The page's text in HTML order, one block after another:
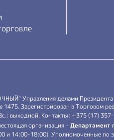
Управления делами
Зарегистрирован в Торговом
выходной. Контакты: +375 (17)
организация - Департамент
14:00-18:00). Уполномоченные по